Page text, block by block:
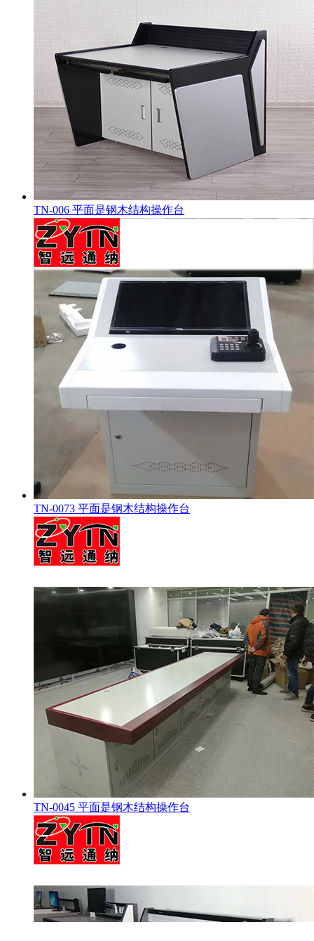
TN-006 平面是钢木结构操作台
TN-0073 平面是钢木结构操作台
TN-0045 平面是钢木结构操作台